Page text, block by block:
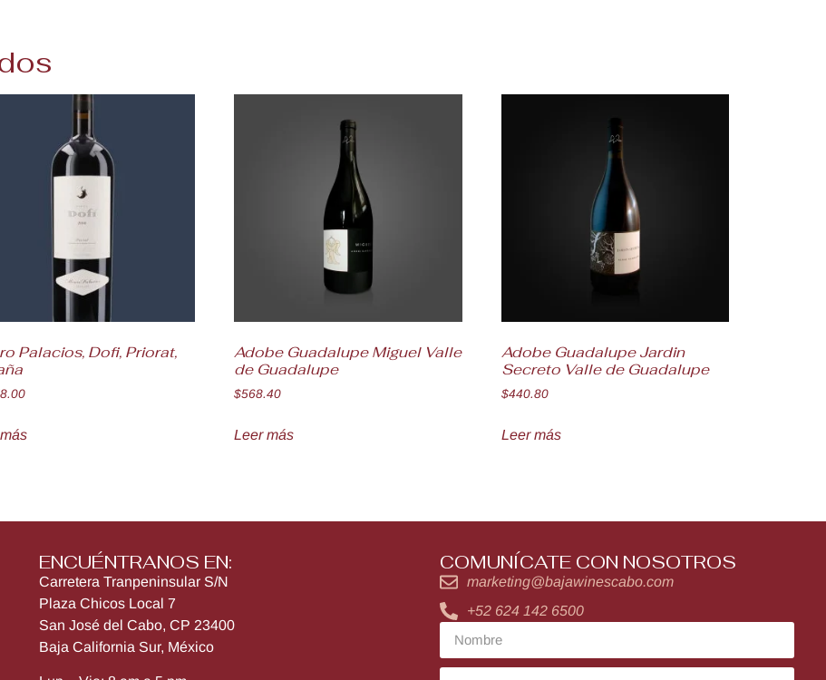
Palacios, Dofi, Priorat,
Adobe Guadalupe Miguel Valle
de Guadalupe
$568.40
Leer más
Adobe Guadalupe Jardin
Secreto Valle de Guadalupe
$440.80
Leer más
ENCUÉNTRANOS EN:
Carretera Tranpeninsular S/N
Plaza Chicos Local 7
San José del Cabo, CP 23400
Baja California Sur, México
COMUNÍCATE CON NOSOTROS
marketing@bajawinescabo.com
+52 624 142 6500